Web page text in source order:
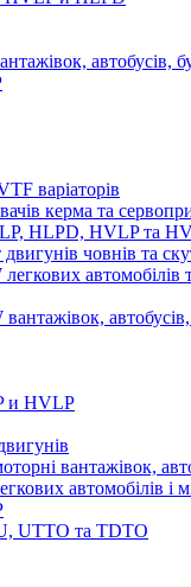
автобусів,
варіаторів
керма та
HLPD, HVLP та
човнів та
автомобілів
автобусів,
и HVLP
вантажівок,
автомобілів і
UTTO та TDTO